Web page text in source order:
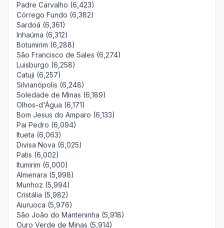
Padre Carvalho (6,423)
Córrego Fundo (6,382)
Sardoá (6,361)
Inhaúma (6,312)
Botumirim (6,288)
São Francisco de Sales (6,274)
Luisburgo (6,258)
Catuji (6,257)
Silvianópolis (6,248)
Soledade de Minas (6,189)
Olhos-d'Água (6,171)
Bom Jesus do Amparo (6,133)
Pai Pedro (6,094)
Itueta (6,063)
Divisa Nova (6,025)
Patis (6,002)
Itumirim (6,000)
Almenara (5,998)
Munhoz (5,994)
Cristália (5,982)
Aiuruoca (5,976)
São João do Manteninha (5,918)
Ouro Verde de Minas (5,914)